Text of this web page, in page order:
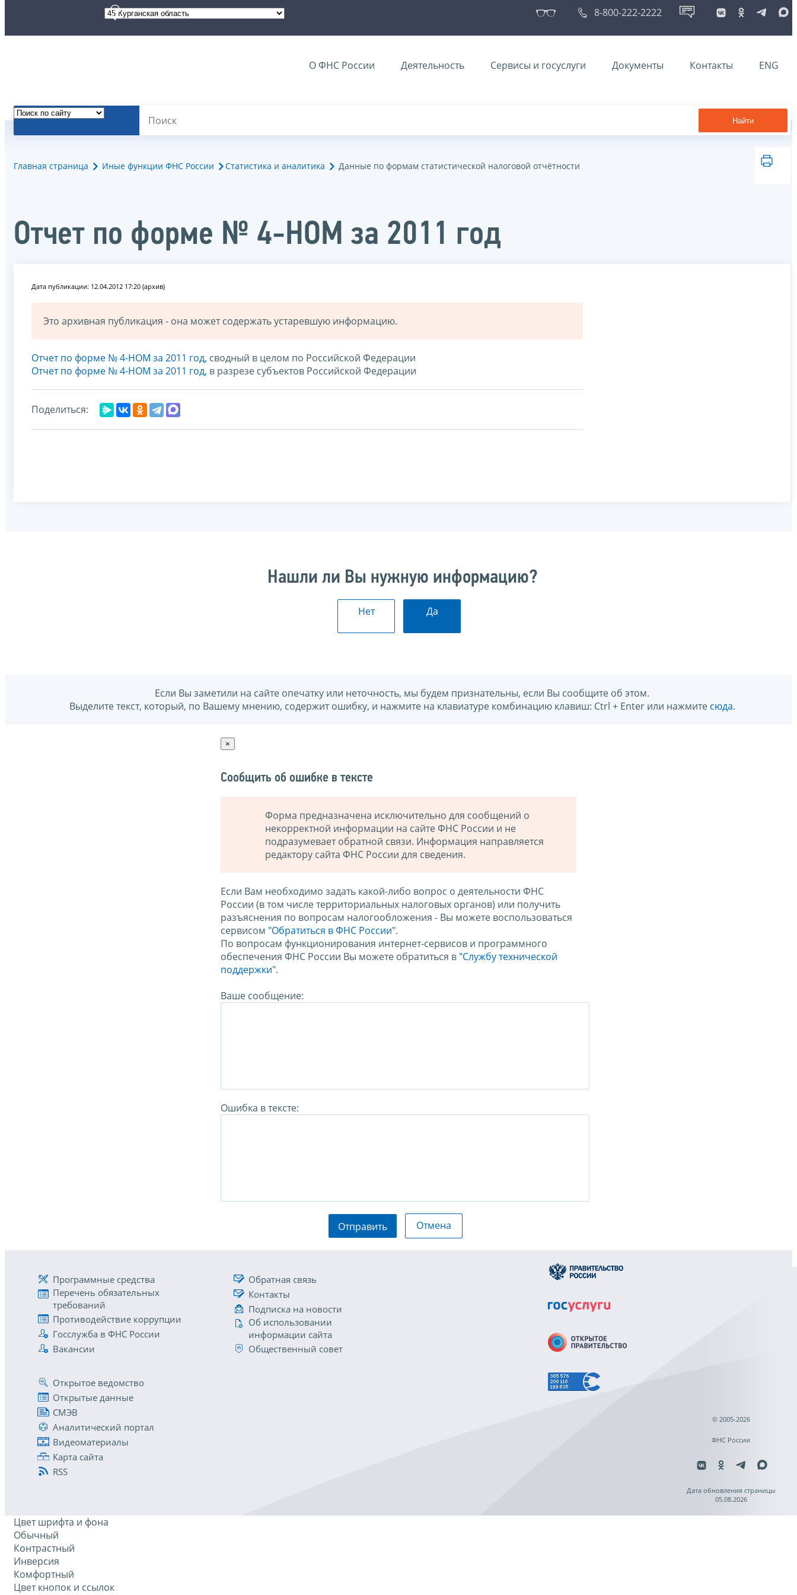
8-800-222-2222
О ФНС России Деятельность Сервисы и госуслуги Документы Контакты ENG
Найти
Главная страница Иные функции ФНС России Статистика и аналитика Данные по формам статистической налоговой отчётности
Отчет по форме № 4-НОМ за 2011 год
Дата публикации: 12.04.2012 17:20 (архив)
Это архивная публикация - она может содержать устаревшую информацию.
Отчет по форме № 4-НОМ за 2011 год, сводный в целом по Российской Федерации
Отчет по форме № 4-НОМ за 2011 год, в разрезе субъектов Российской Федерации
Поделиться:
Нашли ли Вы нужную информацию?
Нет Да
Если Вы заметили на сайте опечатку или неточность, мы будем признательны, если Вы сообщите об этом.
Выделите текст, который, по Вашему мнению, содержит ошибку, и нажмите на клавиатуре комбинацию клавиш: Ctrl + Enter или нажмите сюда.
×
Сообщить об ошибке в тексте
Форма предназначена исключительно для сообщений о
некорректной информации на сайте ФНС России и не
подразумевает обратной связи. Информация направляется
редактору сайта ФНС России для сведения.
Если Вам необходимо задать какой-либо вопрос о деятельности ФНС
России (в том числе территориальных налоговых органов) или получить
разъяснения по вопросам налогообложения - Вы можете воспользоваться
сервисом "Обратиться в ФНС России".
По вопросам функционирования интернет-сервисов и программного
обеспечения ФНС России Вы можете обратиться в "Службу технической
поддержки".
Ваше сообщение:
Ошибка в тексте:
Отправить Отмена
Программные средства
Перечень обязательных
требований
Противодействие коррупции
Госслужба в ФНС России
Вакансии
Обратная связь
Контакты
Подписка на новости
Об использовании
информации сайта
Общественный совет
Открытое ведомство
Открытые данные
СМЭВ
Аналитический портал
Видеоматериалы
Карта сайта
RSS
© 2005-2026
ФНС России
Дата обновления страницы
05.08.2026
Цвет шрифта и фона
Обычный
Контрастный
Инверсия
Комфортный
Цвет кнопок и ссылок